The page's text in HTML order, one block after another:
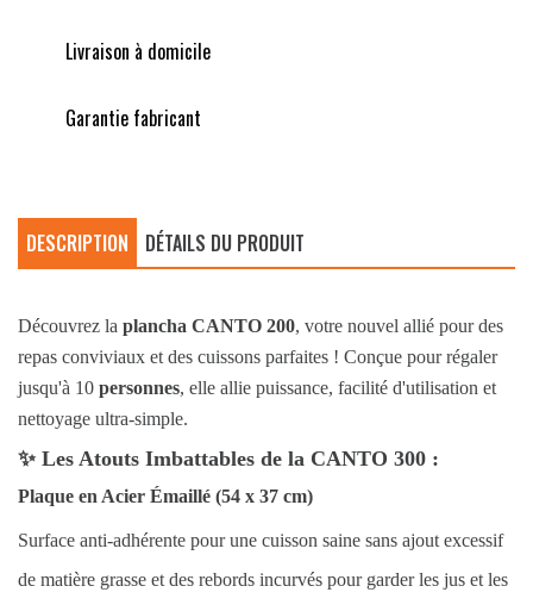
Livraison à domicile
Garantie fabricant
DESCRIPTION DÉTAILS DU PRODUIT
Découvrez la plancha CANTO 200, votre nouvel allié pour des
repas conviviaux et des cuissons parfaites ! Conçue pour régaler
jusqu'à 10 personnes, elle allie puissance, facilité d'utilisation et
nettoyage ultra-simple.
✨ Les Atouts Imbattables de la CANTO 300 :
Plaque en Acier Émaillé (54 x 37 cm)
Surface anti-adhérente pour une cuisson saine sans ajout excessif
de matière grasse et des rebords incurvés pour garder les jus et les